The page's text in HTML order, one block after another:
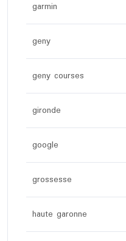
garmin
geny
geny courses
gironde
google
grossesse
haute garonne